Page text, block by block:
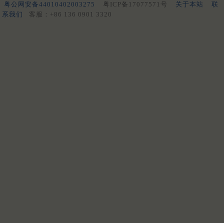
粤公网安备44010402003275 粤ICP备17077571号 关于本站
联
系我们
客服：+86 136 0901 3320